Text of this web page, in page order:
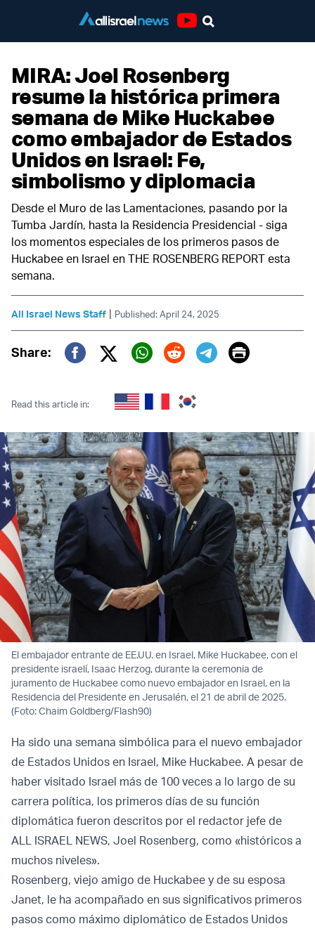
MIRA: Joel Rosenberg
resume la histórica primera
semana de Mike Huckabee
como embajador de Estados
Unidos en Israel: Fe,
simbolismo y diplomacia
Desde el Muro de las Lamentaciones, pasando por la
Tumba Jardín, hasta la Residencia Presidencial - siga
los momentos especiales de los primeros pasos de
Huckabee en Israel en THE ROSENBERG REPORT esta
semana.
All Israel News Staff | Published: April 24, 2025
Share:
Twitter (X)
Print
Read this article in:
El embajador entrante de EE.UU. en Israel, Mike Huckabee, con el
presidente israelí, Isaac Herzog, durante la ceremonia de
juramento de Huckabee como nuevo embajador en Israel, en la
Residencia del Presidente en Jerusalén, el 21 de abril de 2025.
(Foto: Chaim Goldberg/Flash90)
Ha sido una semana simbólica para el nuevo embajador
de Estados Unidos en Israel, Mike Huckabee. A pesar de
haber visitado Israel más de 100 veces a lo largo de su
carrera política, los primeros días de su función
diplomática fueron descritos por el redactor jefe de
ALL ISRAEL NEWS, Joel Rosenberg, como «históricos a
muchos niveles».
Rosenberg, viejo amigo de Huckabee y de su esposa
Janet, le ha acompañado en sus significativos primeros
pasos como máximo diplomático de Estados Unidos